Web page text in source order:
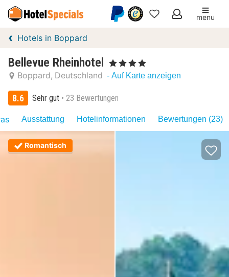
Meine
menu
Hotels in Boppard
Bellevue Rheinhotel , 4 Sterne
Boppard Deutschland - Auf Karte anzeigen
8.6 Sehr gut 23 Bewertungen
Ausstattung Hotelinformationen Bewertungen (23)
Romantisch